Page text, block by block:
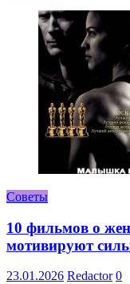
Советы
10 фильмов о
мотивируют
23.01.2026 Redactor 0